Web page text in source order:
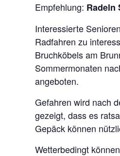
Empfehlung: Radeln
Interessierte
Radfahren zu
Bruchköbels am
Sommermonaten
angeboten.
Gefahren wird nach
gezeigt, dass es
Gepäck können
Wetterbedingt